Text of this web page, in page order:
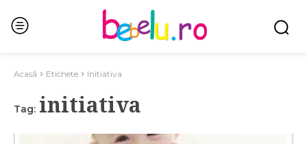
Acasă Etichete Initiativa
Tag: initiativa